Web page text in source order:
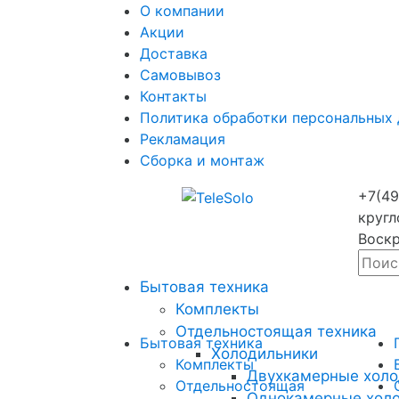
О компании
Акции
Доставка
Самовывоз
Контакты
Политика обработки персональных
Рекламация
Сборка и монтаж
Бытовая техника
Комплекты
Отдельностоящая техника
Холодильники
Двухкамерные
Бытовая техника
Комплекты
Отдельностоящая